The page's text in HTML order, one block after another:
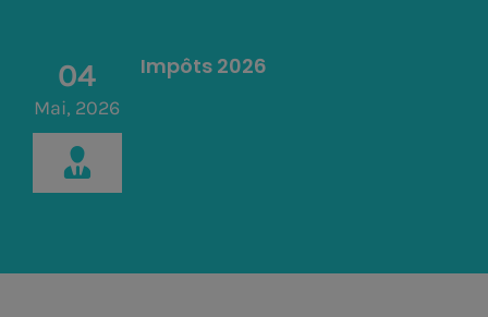
04
Mai, 2026
Impôts 2026